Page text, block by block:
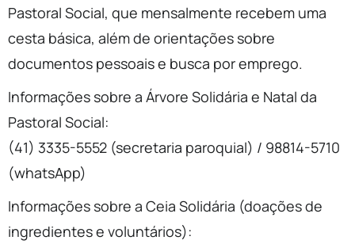
Pastoral Social, que mensalmente recebem uma
cesta básica, além de orientações sobre
documentos pessoais e busca por emprego.
Informações sobre a Árvore Solidária e Natal da
Pastoral Social:
(41) 3335-5552 (secretaria paroquial) / 98814-5710
(whatsApp)
Informações sobre a Ceia Solidária (doações de
ingredientes e voluntários):